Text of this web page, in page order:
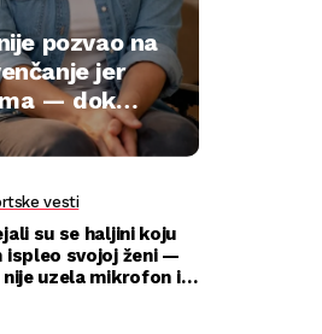
pozvao na
jer
— dok
nije sve
vesti
su se haljini koju
ispleo svojoj ženi —
uzela mikrofon i